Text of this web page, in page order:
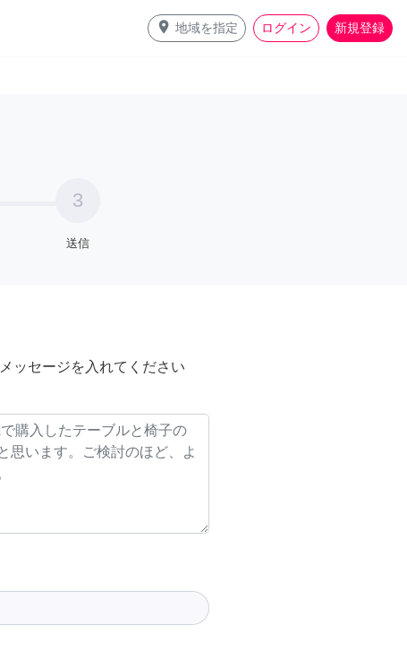
place 地域を指定 ログイン 新規登録
3
送信
ッセージを入れてください